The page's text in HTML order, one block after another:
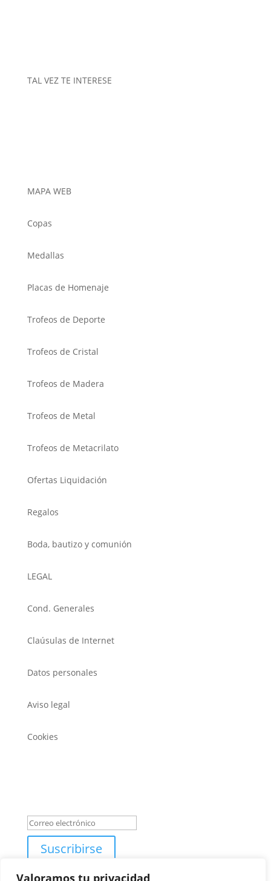
Valoramos tu privacidad
TAL VEZ TE INTERESE
MAPA WEB
Copas
Medallas
Placas de Homenaje
Trofeos de Deporte
Trofeos de Cristal
Trofeos de Madera
Trofeos de Metal
Trofeos de Metacrilato
Ofertas Liquidación
Regalos
Boda, bautizo y comunión
LEGAL
Cond. Generales
Claúsulas de Internet
Datos personales
Aviso legal
Cookies
Suscribirse